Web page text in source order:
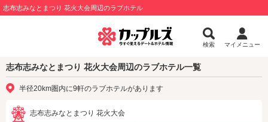
志布志みなとまつり 花火大会周辺のラブホテル
検索 マイメニュー
志布志みなとまつり 花火大会周辺のラブホテル一覧
半径20km圏内に9軒のラブホテルがあります
志布志みなとまつり 花火大会